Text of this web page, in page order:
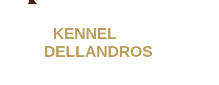
KENNEL
DELLANDROS